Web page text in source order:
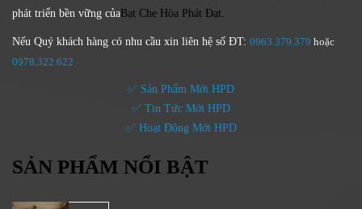
phát triển bền vững của Bạt Che Hòa Phát Đạt.
Nếu Quý khách hàng có nhu cầu xin liên hệ số ĐT: 0963.379.379 hoặc
0978.322.622
✅ Sản Phẩm Mới HPD
✅ Tin Tức Mới HPD
✅ Hoạt Động Mới HPD
SẢN PHẨM NỔI BẬT